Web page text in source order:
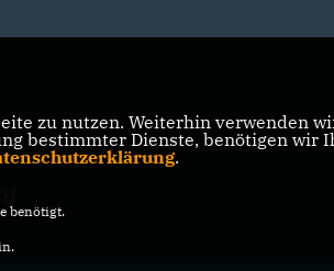
zu nutzen. Weiterhin verwenden
bestimmter Dienste, benötigen
.
benötigt.